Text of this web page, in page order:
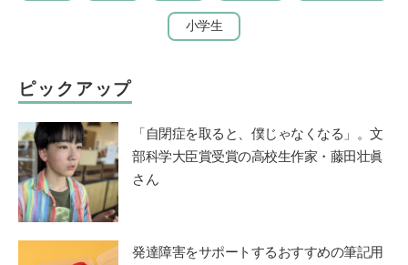
小学生
ピックアップ
「自閉症を取ると、僕じゃなくなる」。文
部科学大臣賞受賞の高校生作家・藤田壮眞
さん
発達障害をサポートするおすすめの筆記用